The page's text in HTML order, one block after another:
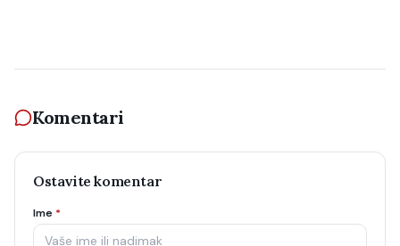
Komentari
Ostavite komentar
Ime *